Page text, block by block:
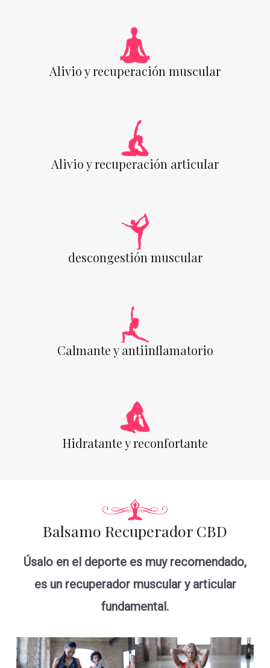
Alivio y recuperación muscular
Alivio y recuperación articular
descongestión muscular
Calmante y antiinflamatorio
Hidratante y reconfortante
Balsamo Recuperador CBD
Úsalo en el deporte es muy recomendado,
es un recuperador muscular y articular
fundamental.